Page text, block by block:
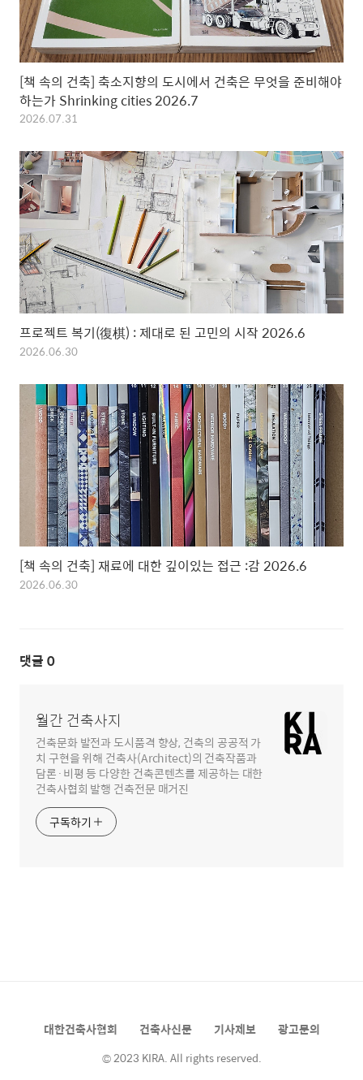
[책 속의 건축] 축소지향의 도시에서 건축은 무엇을 준비해야
하는가 Shrinking cities 2026.7
2026.07.31
프로젝트 복기(復棋) : 제대로 된 고민의 시작 2026.6
2026.06.30
[책 속의 건축] 재료에 대한 깊이있는 접근 :감 2026.6
2026.06.30
댓글 0
월간 건축사지
건축문화 발전과 도시품격 향상, 건축의 공공적 가
치 구현을 위해 건축사(Architect)의 건축작품과
담론·비평 등 다양한 건축콘텐츠를 제공하는 대한
건축사협회 발행 건축전문 매거진
구독하기
대한건축사협회 건축사신문 기사제보 광고문의
© 2023 KIRA. All rights reserved.